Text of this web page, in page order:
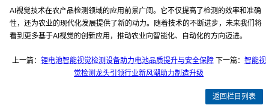
AI视觉技术在农产品检测领域的应用前景广阔。它不仅提高了检测的效率和准确
性，还为农业的现代化发展提供了新的动力。随着技术的不断进步，未来我们将
看到更多基于AI视觉的创新应用，推动农业向智能化、自动化的方向迈进。
上一篇： 锂电池智能视觉检测设备助力电池品质提升与安全保障下一篇： 智能视
觉检测龙头引领行业新风潮助力制造升级
返回栏目列表